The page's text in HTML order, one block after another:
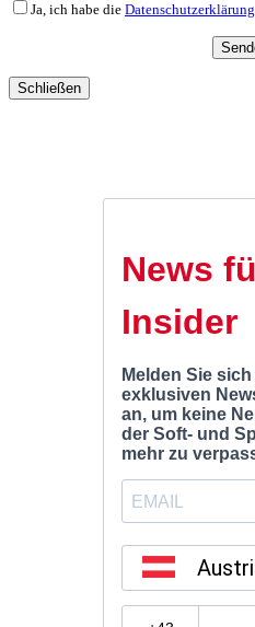
Ja, ich habe die Datenschutzerklärung
Schließen